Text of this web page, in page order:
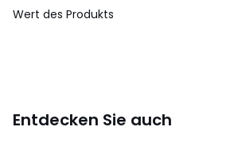
Wert des Produkts
Entdecken Sie auch